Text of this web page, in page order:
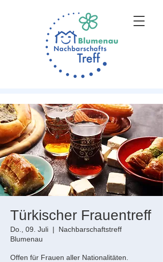
Türkischer Frauentreff
Do., 09. Juli
  |
Nachbarschaftstreff
Blumenau
Offen für Frauen aller Nationalitäten.